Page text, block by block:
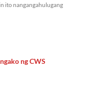
ito nangangahulugang
ng CWS